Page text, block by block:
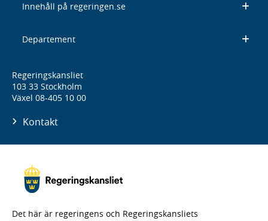
Innehåll på regeringen.se
Departement
Regeringskansliet
103 33 Stockholm
Växel 08-405 10 00
Kontakt
Det här är regeringens och Regeringskansliets